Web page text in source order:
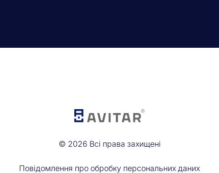
© 2026 Всі права захищені
Повідомлення про обробку персональних даних